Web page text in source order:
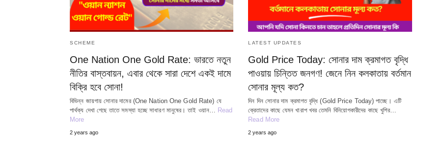
SCHEME
One Nation One Gold Rate: ভারতে নতুন
নীতির বাস্তবায়ন, এবার থেকে সারা দেশে একই দামে
বিক্রি হবে সোনা!
বিভিন্ন জায়গায় সোনার দামের (One Nation One Gold Rate) যে
পার্থক্য দেখা গেছে তাতে সমস্যা হচ্ছে সাধারণ মানুষের। তাই ওয়ান… Read
More
2 years ago
LATEST UPDATES
Gold Price Today: সোনার দাম ক্রমাগত বৃদ্ধি
পাওয়ায় চিন্তিত জনগণ! জেনে নিন কলকাতায় বর্তমান
সোনার মূল্য কত?
দিন দিন সোনার দাম ক্রমাগত বৃদ্ধি (Gold Price Today) পাচ্ছে। এটি
ক্রেতাদের কাছে যেমন খারাপ খবর তেমনি বিনিয়োগকারীদের কাছে খুশির…
Read More
2 years ago